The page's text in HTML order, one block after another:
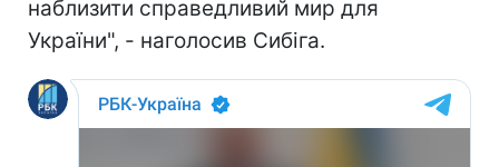
наблизити справедливий мир для
України", - наголосив Сибіга.